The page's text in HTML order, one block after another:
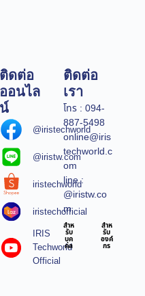
ติดต่อ
ออนไล
น์
@iristechworld
@iristw.com
iristechworld
iristechofficial
IRIS
Techworld
Official
ติดต่อ
เรา
โทร : 094-
887-5498
online@iris
techworld.c
om
line :
@iristw.co
m
สำห
รับ
บุค
คล
สำห
รับ
องค์
กร